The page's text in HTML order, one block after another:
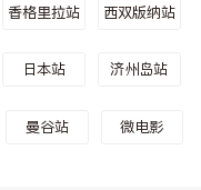
香格里拉站 西双版纳站
日本站 济州岛站
曼谷站 微电影